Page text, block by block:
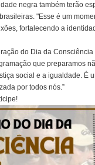
negra também terão
"Esse é um
fortalecendo a
do Dia da
que preparamos
social e a igualdade. É
por todos nós.”